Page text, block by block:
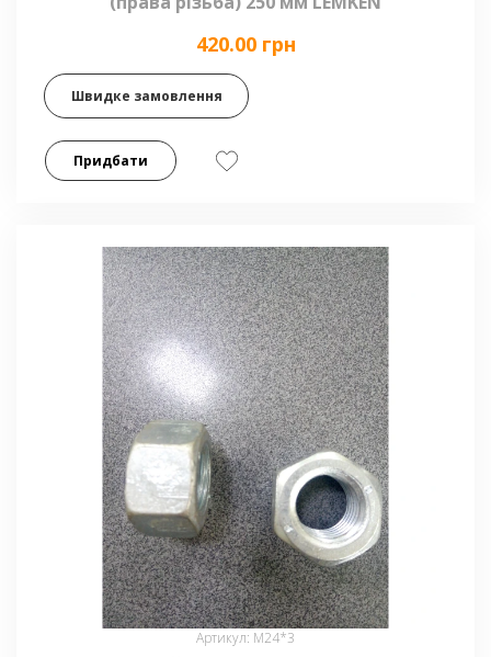
420.00 грн
Швидке замовлення
Придбати
Артикул: М24*3